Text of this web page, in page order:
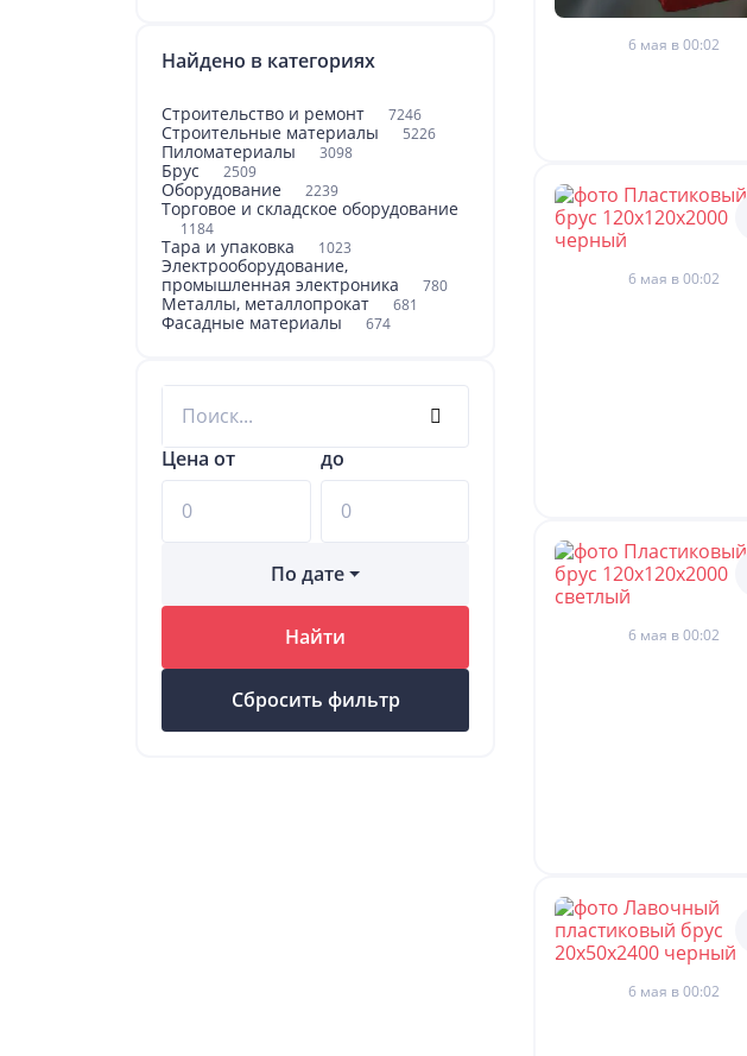
Найдено в категориях
Строительство и ремонт 7246
Строительные материалы 5226
Пиломатериалы 3098
Брус 2509
Оборудование 2239
Торговое и складское оборудование
1184
Тара и упаковка 1023
Электрооборудование,
промышленная электроника
780
Металлы, металлопрокат 681
Фасадные материалы 674
Цена от до
По дате
Найти
Сбросить фильтр
6 мая в 00:02
6 мая в 00:02
6 мая в 00:02
6 мая в 00:02